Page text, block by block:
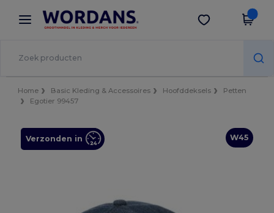
× Wordans-app
Betere prijzen in de app!
Download app
Home Basic Kleding & Accessoires Hoofddeksels
Petten
Egotier 99457
W45
Verzonden in